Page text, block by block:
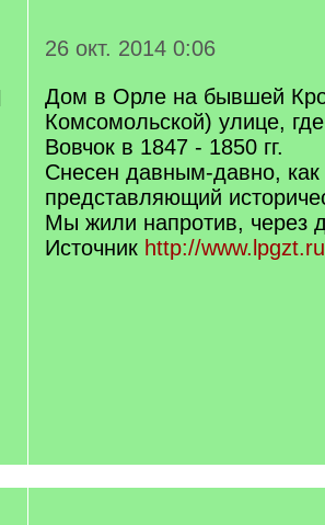
26 окт. 2014 0:06
Дом в Орле на бывшей
Комсомольской) улице,
Вовчок в 1847 - 1850 гг.
Снесен давным-давно, как
представляющий
Мы жили напротив, через
Источник http://